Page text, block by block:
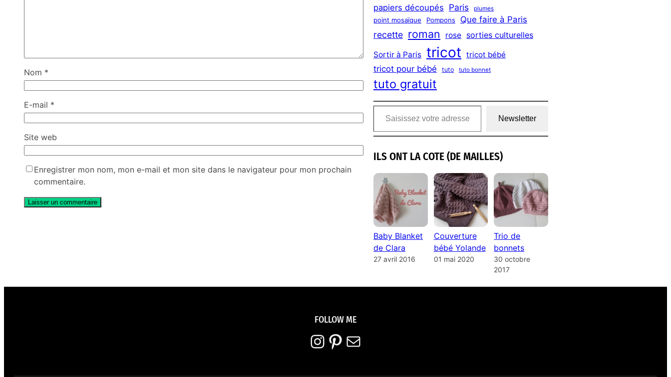
Nom *
E-mail *
Site web
Enregistrer mon nom, mon e-mail et mon site dans le navigateur pour mon prochain
commentaire.
papiers découpés Paris plumes
point mosaïque Pompons Que faire à Paris
recette roman rose sorties culturelles
Sortir à Paris tricot tricot bébé
tricot pour bébé tuto tuto bonnet
tuto gratuit
Saisissez votre adresse e-mail…
Newsletter
ILS ONT LA COTE (DE MAILLES)
Baby Blanket
de Clara
27 avril 2016
Couverture
bébé Yolande
01 mai 2020
Trio de
bonnets
30 octobre
2017
FOLLOW ME
Instagram Pinterest E-mail